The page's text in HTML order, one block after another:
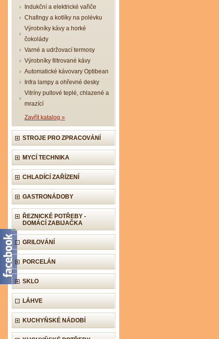
Indukční a elektrické vařiče
Chafingy a kotlíky na polévku
Výrobníky kávy a horké
čokolády
Varné a udržovací termosy
Výrobníky filtrované kávy
Automatické kávovary Optibean
Infra lampy a ohřevné desky
Vitríny pultové teplé, chlazené a
mrazící
Zavřít katalog »
STROJE PRO ZPRACOVÁNÍ
MYCÍ TECHNIKA
CHLADÍCÍ ZAŘÍZENÍ
GASTRONÁDOBY
ŘEZNICKÉ POTŘEBY -
DOMÁCÍ ZABIJAČKA
GRILOVÁNÍ
PORCELÁN
SKLO
LÁHVE
KUCHYŇSKÉ NÁDOBÍ